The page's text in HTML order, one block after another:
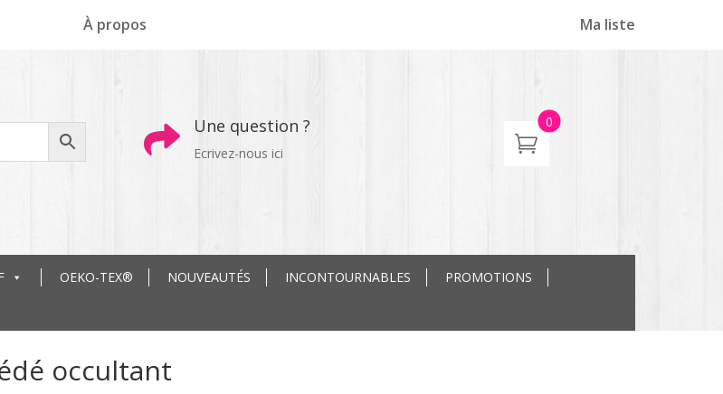
À propos Ma liste
 Une question ?
Ecrivez-nous ici
0
OEKO-TEX® NOUVEAUTÉS INCONTOURNABLES
PROMOTIONS
occultant